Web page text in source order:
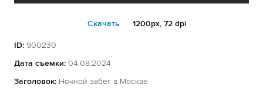
Cкачать 1200px, 72 dpi
ID: 900230
Дата съемки: 04.08.2024
Заголовок: Ночной забег в Москве